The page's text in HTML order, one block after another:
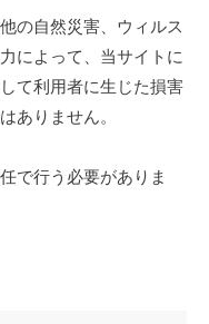
の自然災害、ウィルス
によって、当サイトに
て利用者に生じた損害
ありません。
で行う必要がありま